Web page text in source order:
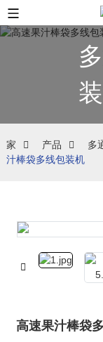
家 产品 多
汁棒袋多线包装机
高速果汁棒袋